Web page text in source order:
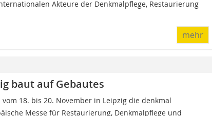
Akteure der Denkmalpflege, Restaurierung
mehr
baut auf Gebautes
vom 18. bis 20. November in Leipzig die denkmal 
Messe für Restaurierung, Denkmalpflege und